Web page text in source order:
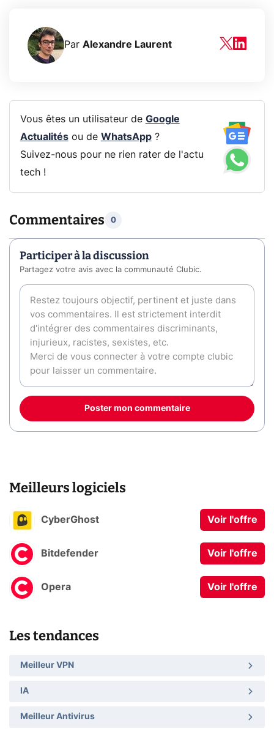
Par Alexandre Laurent
Vous êtes un utilisateur de Google
Actualitésou de WhatsApp?
Suivez-nous pour ne rien rater de l'actu
tech !
Commentaires 0
Participer à la discussion
Partagez votre avis avec la communauté Clubic.
Poster mon commentaire
Meilleurs logiciels
CyberGhost Voir l'offre
Bitdefender Voir l'offre
Opera Voir l'offre
Les tendances
Meilleur VPN
IA
Meilleur Antivirus